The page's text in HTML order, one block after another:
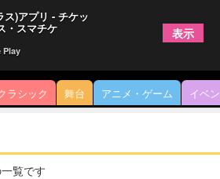
ラシック 舞台 アニメ・ゲーム イベ
覧です
ス)アプリ - チケッ
・スマチケ
Play
表示